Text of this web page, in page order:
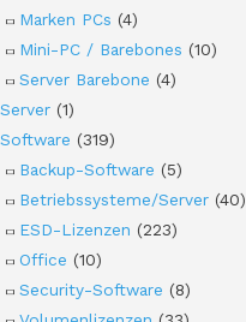
Marken PCs (4)
Mini-PC / Barebones (10)
Server Barebone (4)
Server (1)
Software (319)
Backup-Software (5)
Betriebssysteme/Server (40)
ESD-Lizenzen (223)
Office (10)
Security-Software (8)